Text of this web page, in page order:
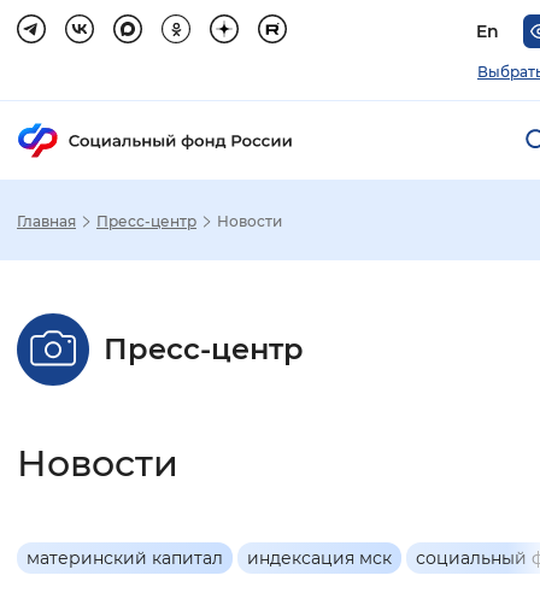
En
Размер шрифта
Главная Пресс-центр Новости
Пресс-центр
Новости
Основная
материнский капитал индексация мск социальный